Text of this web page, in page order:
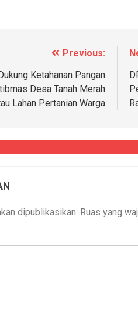
Previous:
Ketahanan Pangan
Desa Tanah Merah
Lahan Pertanian Warga
dipublikasikan. Ruas yang